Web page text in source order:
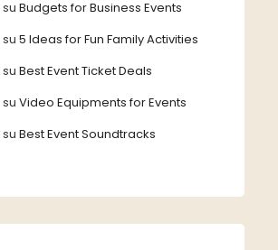
su Budgets for Business Events
su 5 Ideas for Fun Family Activities
su Best Event Ticket Deals
su Video Equipments for Events
su Best Event Soundtracks